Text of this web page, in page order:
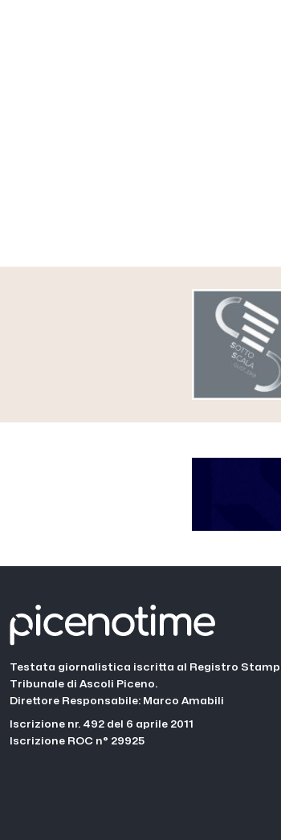
Testata giornalistica iscritta al Registro
Tribunale di Ascoli Piceno.
Direttore Responsabile: Marco Amabili
Iscrizione nr. 492 del 6 aprile 2011
Iscrizione ROC n° 29925